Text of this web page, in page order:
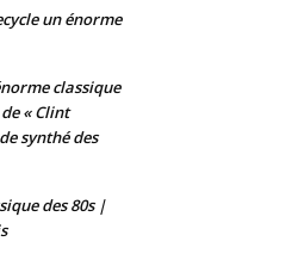
un énorme
classique
« Clint
synthé des
des 80s |